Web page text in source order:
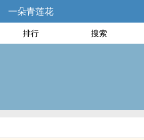
一朵青莲花
排行 搜索